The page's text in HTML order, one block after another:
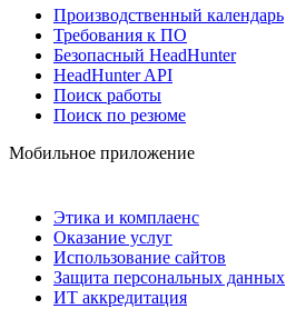
Производственный календарь
Требования к ПО
Безопасный HeadHunter
HeadHunter API
Поиск работы
Поиск по резюме
Мобильное приложение
Этика и комплаенс
Оказание услуг
Использование сайтов
Защита персональных данных
ИТ аккредитация